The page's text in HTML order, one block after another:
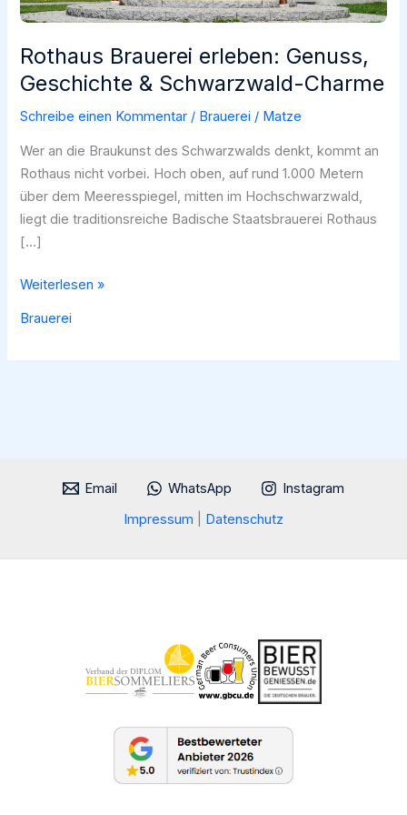
Rothaus Brauerei erleben: Genuss,
Geschichte & Schwarzwald-Charme
Schreibe einen Kommentar / Brauerei / Matze
Wer an die Braukunst des Schwarzwalds denkt, kommt an
Rothaus nicht vorbei. Hoch oben, auf rund 1.000 Metern
über dem Meeresspiegel, mitten im Hochschwarzwald,
liegt die traditionsreiche Badische Staatsbrauerei Rothaus
[…]
Rothaus
Weiterlesen »
Brauerei
Email WhatsApp
Instagram
Impressum
Datenschutz